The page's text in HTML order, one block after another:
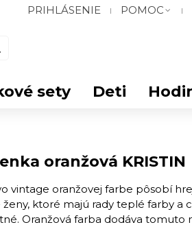
PRIHLÁSENIE POMOC
sety Deti
oranžová KRISTIN
vintage oranžovej farbe pôsobí
ktoré majú rady teplé farby a
Oranžová farba dodáva tomuto